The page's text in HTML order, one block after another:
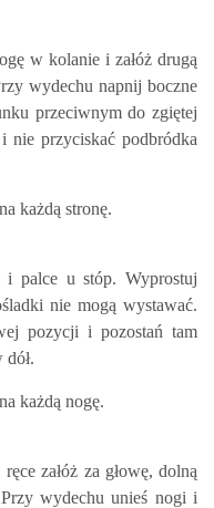
w kolanie i załóż drugą
wydechu napnij boczne
przeciwnym do zgiętej
nie przyciskać podbródka
każdą stronę.
i palce u stóp. Wyprostuj
nie mogą wystawać.
pozycji i pozostań tam
każdą nogę.
załóż za głowę, dolną
wydechu unieś nogi i